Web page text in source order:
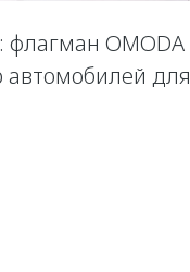
флагман OMODA
автомобилей для